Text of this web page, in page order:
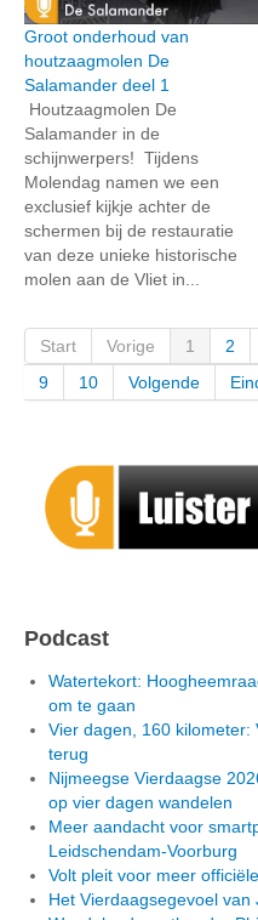
Groot onderhoud van
houtzaagmolen De
Salamander deel 1
Houtzaagmolen De
Salamander in de
schijnwerpers! Tijdens
Molendag namen we een
exclusief kijkje achter de
schermen bij de restauratie
van deze unieke historische
molen aan de Vliet in...
Start Vorige 1 2
9
10 Volgende
Podcast
Watertekort:
om te gaan
Vier dagen, 160 kilometer:
terug
Nijmeegse Vierdaagse
op vier dagen wandelen
Meer aandacht voor
Leidschendam-Voorburg
Volt pleit voor meer
Het Vierdaagsegevoel van